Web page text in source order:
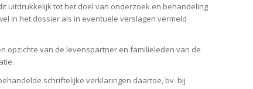
uitdrukkelijk tot het doel van onderzoek en behandeling
in het dossier als in eventuele verslagen vermeld
opzichte van de levenspartner en familieleden van de
schriftelijke verklaringen daartoe, bv. bij